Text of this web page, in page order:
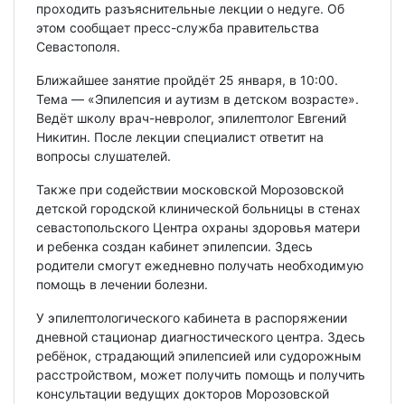
проходить разъяснительные лекции о недуге. Об
этом сообщает пресс-служба правительства
Севастополя.
Ближайшее занятие пройдёт 25 января, в 10:00.
Тема — «Эпилепсия и аутизм в детском возрасте».
Ведёт школу врач-невролог, эпилептолог Евгений
Никитин. После лекции специалист ответит на
вопросы слушателей.
Также при содействии московской Морозовской
детской городской клинической больницы в стенах
севастопольского Центра охраны здоровья матери
и ребенка создан кабинет эпилепсии. Здесь
родители смогут ежедневно получать необходимую
помощь в лечении болезни.
У эпилептологического кабинета в распоряжении
дневной стационар диагностического центра. Здесь
ребёнок, страдающий эпилепсией или судорожным
расстройством, может получить помощь и получить
консультации ведущих докторов Морозовской